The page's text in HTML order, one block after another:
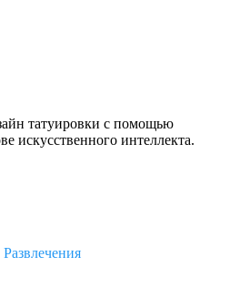
татуировки с помощью
искусственного интеллекта.
Развлечения